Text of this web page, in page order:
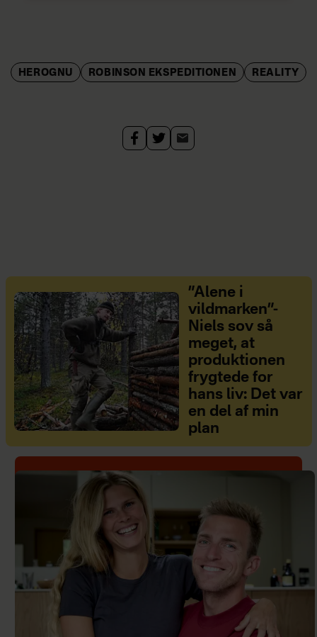
HEROGNU ROBINSON EKSPEDITIONEN REALITY
”Alene i
vildmarken”-
Niels sov så
meget, at
produktionen
frygtede for
hans liv: Det var
en del af min
plan